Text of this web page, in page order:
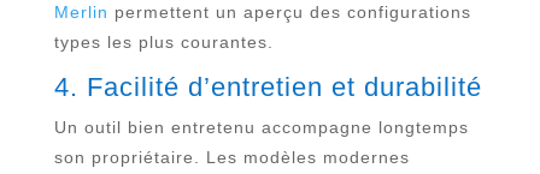
Merlin permettent un aperçu des configurations
types les plus courantes.
4. Facilité d’entretien et durabilité
Un outil bien entretenu accompagne longtemps
son propriétaire. Les modèles modernes